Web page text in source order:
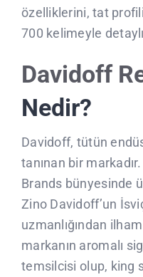
özelliklerini, tat
700 kelimeyle
Davidoff
Nedir?
Davidoff, tütün
tanınan bir
Brands bünyesinde
Zino Davidoff’un
uzmanlığından
markanın aromalı
temsilcisi olup, king